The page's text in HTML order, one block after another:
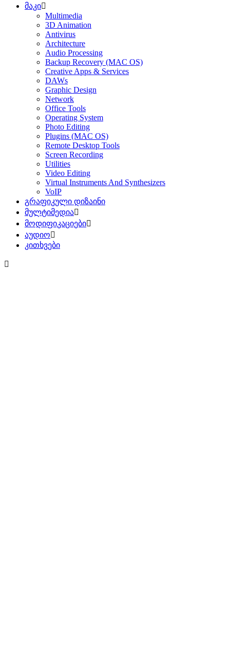
მაკი
Multimedia
3D Animation
Antivirus
Architecture
Audio Processing
Backup Recovery (MAC OS)
Creative Apps & Services
DAWs
Graphic Design
Network
Office Tools
Operating System
Photo Editing
Plugins (MAC OS)
Remote Desktop Tools
Screen Recording
Utilities
Video Editing
Virtual Instruments And Synthesizers
VoIP
გრაფიკული დიზაინი
მულტიმედია
მოდიფიკაციები
აუდიო
კითხვები